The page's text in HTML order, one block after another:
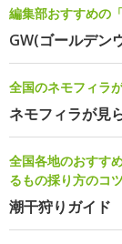
編集部おすすめの
GW(ゴールデン
全国のネモフィラ
ネモフィラが見
全国各地のおすす
るもの採り方のコ
潮干狩りガイド